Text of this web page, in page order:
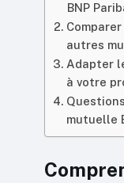
BNP
autres
Adapter
à votre
mutuelle